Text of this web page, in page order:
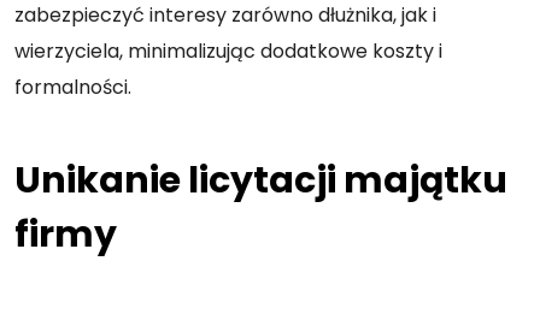
zabezpieczyć interesy zarówno dłużnika, jak i
wierzyciela, minimalizując dodatkowe koszty i
formalności.
Unikanie licytacji majątku
firmy